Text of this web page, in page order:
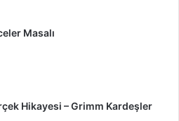
Masalı
Hikayesi – Grimm Kardeşler